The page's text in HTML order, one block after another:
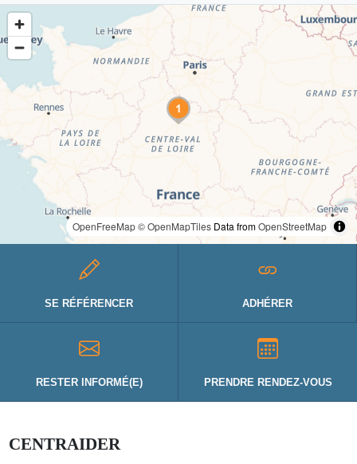
OpenFreeMap© OpenMapTiles Data fromOpenStreetMap
SE RÉFÉRENCER ADHÉRER
RESTER INFORMÉ(E) PRENDRE RENDEZ-VOUS
CENTRAIDER